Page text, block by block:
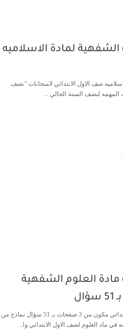
لمادة الاسلاميه
صف الاول الابتدائي لامتحانات "نصف
المهمه لنصف السنة الحالي ...
العلوم الشفهية
اسئلة علوم شفهي صف الاول الابتدائي مكون من 3 صفحات بـ 51 سؤال نماذج من
في ماد العلوم لصف الاول الابتدائي وا...